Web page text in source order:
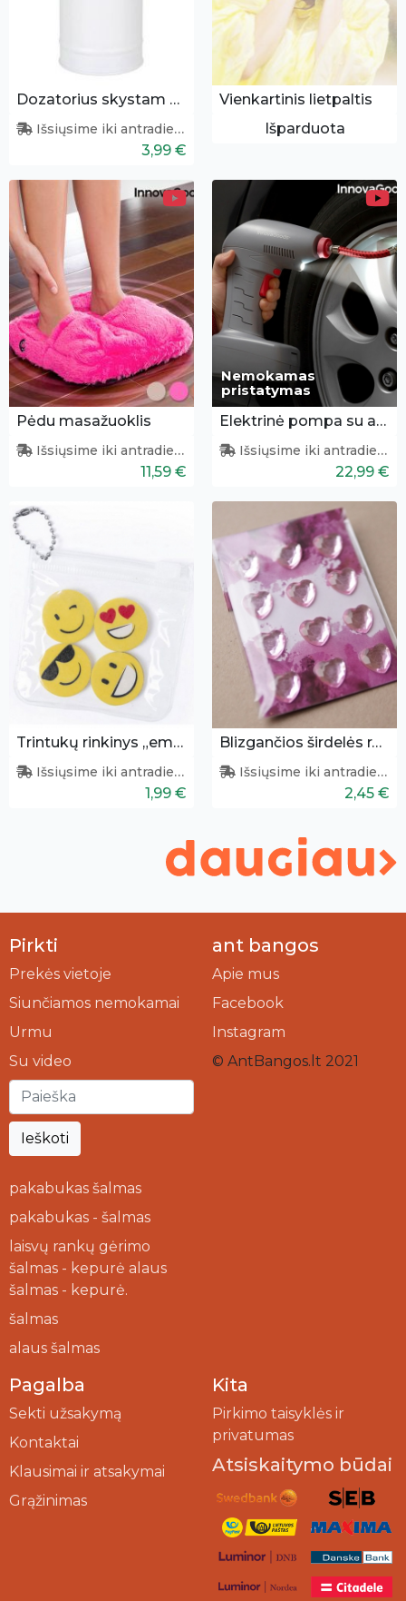
Dozatorius skystam muilui
Išsiųsime iki antradienio
3,99 €
Vienkartinis lietpaltis
Išparduota
Pėdu masažuoklis
Išsiųsime iki antradienio
11,59 €
Nemokamas
pristatymas
Elektrinė pompa su apšvietimu
Išsiųsime iki antradienio
22,99 €
Trintukų rinkinys „emoji“ 4 vnt
Išsiųsime iki antradienio
1,99 €
Blizgančios širdelės rankdarbiams
Išsiųsime iki antradienio
2,45 €
Pirkti
Prekės vietoje
Siunčiamos nemokamai
Urmu
Su video
Ieškoti
pakabukas šalmas
pakabukas - šalmas
laisvų rankų gėrimo
šalmas - kepurė alaus
šalmas - kepurė.
šalmas
alaus šalmas
ant bangos
Apie mus
Facebook
Instagram
© AntBangos.lt 2021
Pagalba
Sekti užsakymą
Kontaktai
Klausimai ir atsakymai
Grąžinimas
Kita
Pirkimo taisyklės ir
privatumas
Atsiskaitymo būdai